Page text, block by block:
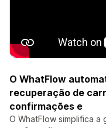
O WhatFlow
recuperação de
confirmações e
O WhatFlow simplifica